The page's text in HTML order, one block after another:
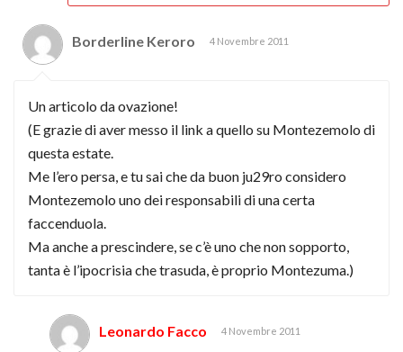
Borderline Keroro 4 Novembre 2011
Un articolo da ovazione!
(E grazie di aver messo il link a quello su Montezemolo di
questa estate.
Me l’ero persa, e tu sai che da buon ju29ro considero
Montezemolo uno dei responsabili di una certa
faccenduola.
Ma anche a prescindere, se c’è uno che non sopporto,
tanta è l’ipocrisia che trasuda, è proprio Montezuma.)
Leonardo Facco 4 Novembre 2011